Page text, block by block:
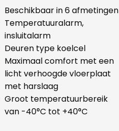
Beschikbaar in 6 afmetingen
Temperatuuralarm,
insluitalarm
Deuren type koelcel
Maximaal comfort met een
licht verhoogde vloerplaat
met harslaag
Groot temperatuurbereik
van -40°C tot +40°C